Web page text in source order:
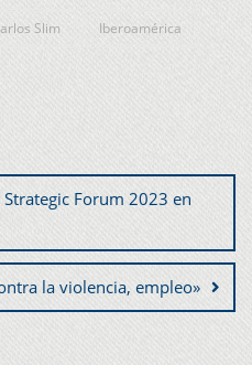
Slim Iberoamérica
Forum 2023 en
la violencia, empleo»